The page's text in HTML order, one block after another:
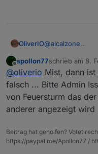
OliverIO@alcalzone
Offline
apollon77schrieb am 8.
zuletzt editiert
@oliverio Mist, dann
falsch ... Bitte Admin
von Feuersturm das
anderer angezeigt
Beitrag hat geholfen? Votet
https://paypal.me/Apollon77 /